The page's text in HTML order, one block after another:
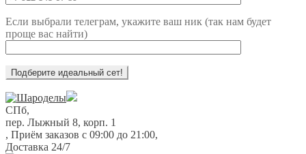
Если выбрали телеграм, укажите ваш ник (так нам будет
проще вас найти)
Перейти
к
навигации
Перейти
к
содержимому
СПб,
пер. Лыжный 8, корп. 1
, Приём заказов с 09:00 до 21:00,
Доставка 24/7